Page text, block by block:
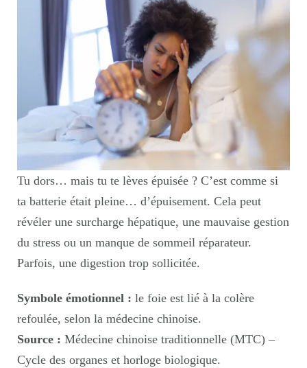
Tu dors… mais tu te lèves épuisée ? C’est comme si
ta batterie était pleine… d’épuisement. Cela peut
révéler une surcharge hépatique, une mauvaise gestion
du stress ou un manque de sommeil réparateur.
Parfois, une digestion trop sollicitée.
Symbole émotionnel : le foie est lié à la colère
refoulée, selon la médecine chinoise.
Source : Médecine chinoise traditionnelle (MTC) –
Cycle des organes et horloge biologique.